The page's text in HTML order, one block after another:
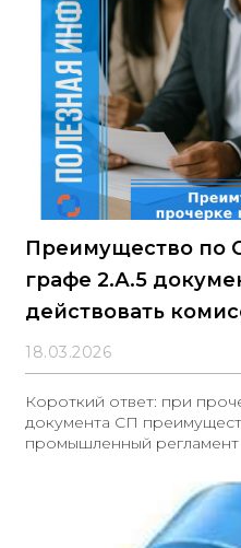
Преимущество по
графе 2.А.5
действовать
18.03.2026
Короткий ответ: при
документа СП
промышленный
№ 4368 устанавливает
требует указывать во
вторичной упаковке.